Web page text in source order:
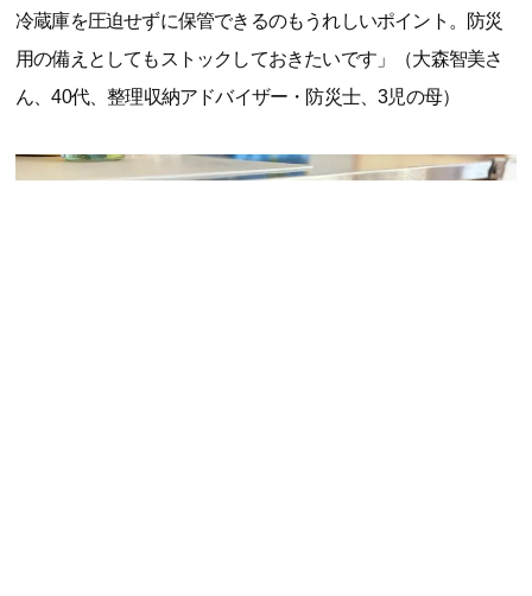
冷蔵庫を圧迫せずに保管できるのもうれしいポイント。防災
用の備えとしてもストックしておきたいです」（大森智美さ
ん、40代、整理収納アドバイザー・防災士、3児の母）